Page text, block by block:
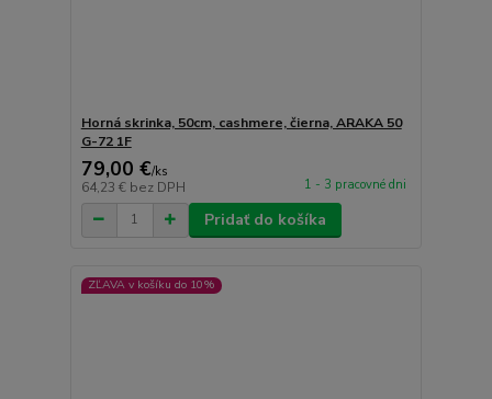
Horná skrinka, 50cm, cashmere, čierna, ARAKA 50
G-72 1F
79,00 €/ks
64,23 € bez DPH 1 - 3 pracovné dni
Pridať do košíka
ZĽAVA v košíku do 10%